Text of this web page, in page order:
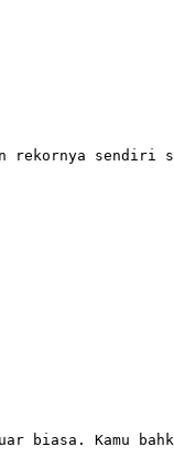
rekornya sendiri
luar biasa. Kamu